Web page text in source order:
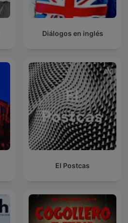
Diálogos en inglés
El Postcas